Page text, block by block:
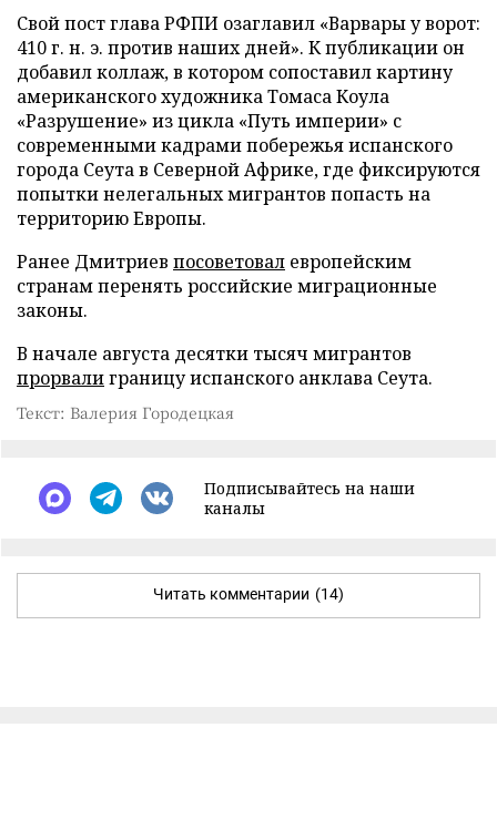
Свой пост глава РФПИ озаглавил «Варвары у ворот:
410 г. н. э. против наших дней». К публикации он
добавил коллаж, в котором сопоставил картину
американского художника Томаса Коула
«Разрушение» из цикла «Путь империи» с
современными кадрами побережья испанского
города Сеута в Северной Африке, где фиксируются
попытки нелегальных мигрантов попасть на
территорию Европы.
Ранее Дмитриев посоветовал европейским
странам перенять российские миграционные
законы.
В начале августа десятки тысяч мигрантов
прорвалиграницу испанского анклава Сеута.
Текст: Валерия Городецкая
Подписывайтесь на наши
каналы
Читать комментарии (14)